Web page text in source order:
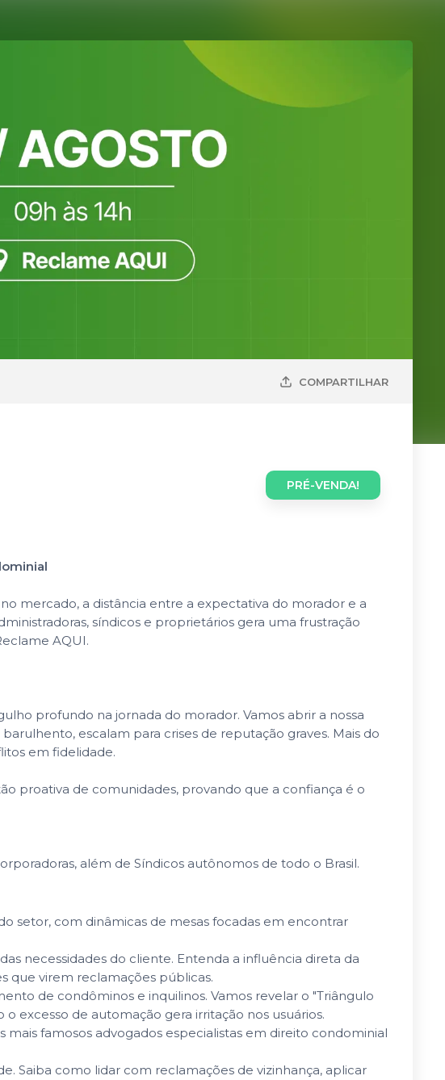
COMPARTILHAR
PRÉ-VENDA!
mercado, a distância entre a expectativa do morador e a
síndicos e proprietários gera uma frustração
AQUI.
profundo na jornada do morador. Vamos abrir a nossa
escalam para crises de reputação graves. Mais do
em fidelidade.
proativa de comunidades, provando que a confiança é o
além de Síndicos autônomos de todo o Brasil.
setor, com dinâmicas de mesas focadas em encontrar
necessidades do cliente. Entenda a influência direta da
que virem reclamações públicas.
de condôminos e inquilinos. Vamos revelar o "Triângulo
excesso de automação gera irritação nos usuários.
mais famosos advogados especialistas em direito condominial
Saiba como lidar com reclamações de vizinhança, aplicar